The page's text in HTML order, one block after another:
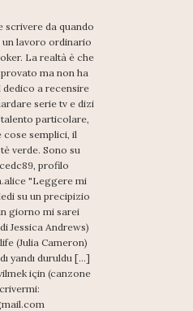
scrivere da quando
lavoro ordinario
La realtà è che
ma non ha
a recensire
serie tv e dizi
particolare,
cose semplici, il
verde. Sono su
profilo
"Leggere mi
su un precipizio
giorno mi sarei
Jessica Andrews)
(Julia Cameron)
yandı duruldu [...]
için (canzone